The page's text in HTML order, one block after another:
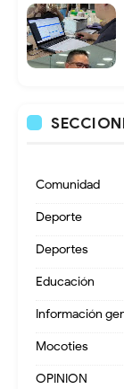
Comunidad
Deporte
Deportes
Educación
Información
Mocoties
OPINION